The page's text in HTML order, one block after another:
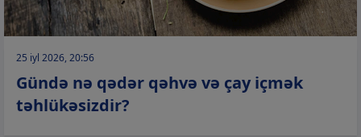
25 iyl 2026, 20:56
Gündə nə qədər qəhvə və çay içmək
təhlükəsizdir?